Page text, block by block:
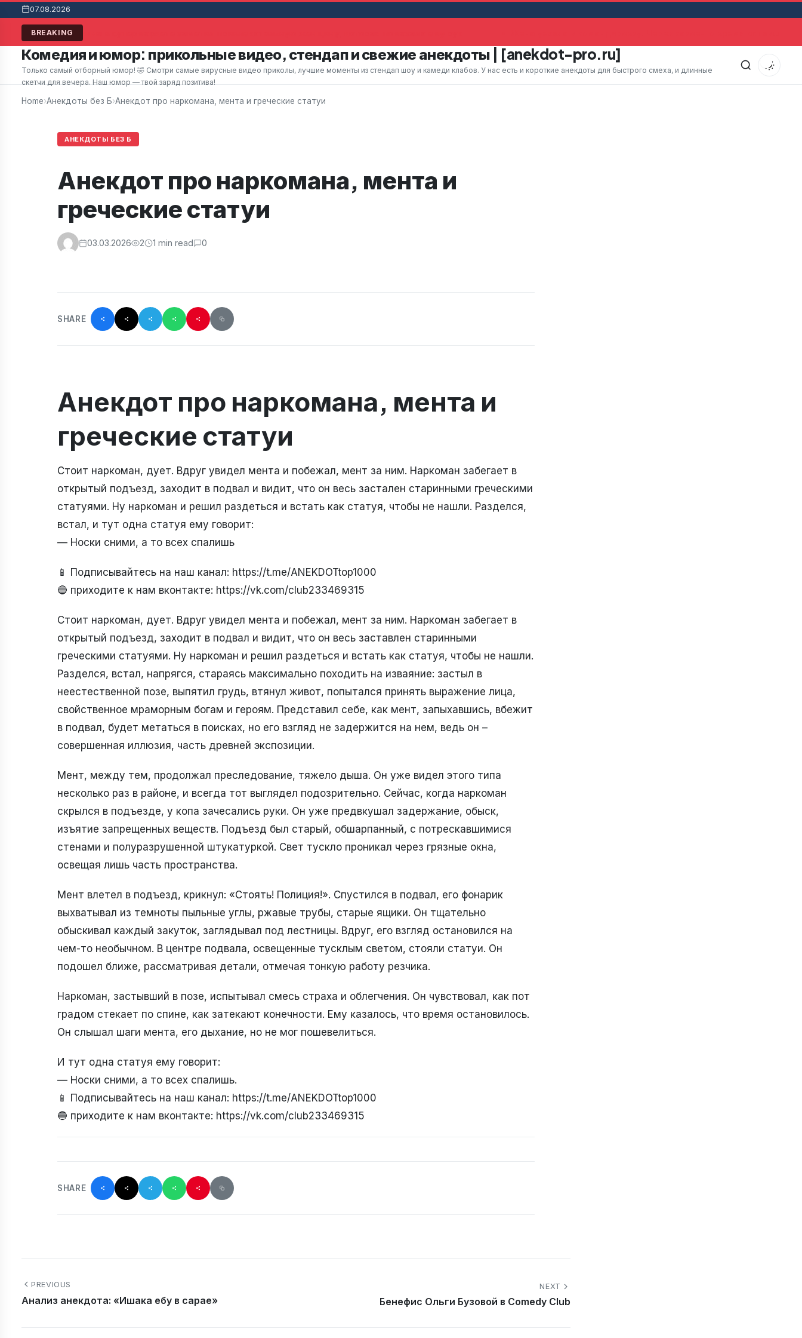
07.08.2026
BREAKINGМужчина в супермаркете заметил привлекательную женщину, которая помахала ему рук
Комедия и юмор: прикольные видео, стендап и свежие анекдоты | [anekdot-pro.ru]
Только самый отборный юмор! 🤣 Смотри самые вирусные видео приколы, лучшие моменты из стендап шоу и камеди клабов. У нас есть и короткие анекдоты для быстрого смеха, и длинные
скетчи для вечера. Наш юмор — твой заряд позитива!
Home›Анекдоты без Б›Анекдот про наркомана, мента и греческие статуи
АНЕКДОТЫ БЕЗ Б
Анекдот про наркомана, мента и
греческие статуи
03.03.2026 2 1 min read 0
SHARE
Анекдот про наркомана, мента и
греческие статуи
Стоит наркоман, дует. Вдруг увидел мента и побежал, мент за ним. Наркоман забегает в
открытый подъезд, заходит в подвал и видит, что он весь застален старинными греческими
статуями. Ну наркоман и решил раздеться и встать как статуя, чтобы не нашли. Разделся,
встал, и тут одна статуя ему говорит:
— Носки сними, а то всех спалишь
📱 Подписывайтесь на наш канал: https://t.me/ANEKDOTtop1000
🔵 приходите к нам вконтакте: https://vk.com/club233469315
Стоит наркоман, дует. Вдруг увидел мента и побежал, мент за ним. Наркоман забегает в
открытый подъезд, заходит в подвал и видит, что он весь заставлен старинными
греческими статуями. Ну наркоман и решил раздеться и встать как статуя, чтобы не нашли.
Разделся, встал, напрягся, стараясь максимально походить на изваяние: застыл в
неестественной позе, выпятил грудь, втянул живот, попытался принять выражение лица,
свойственное мраморным богам и героям. Представил себе, как мент, запыхавшись, вбежит
в подвал, будет метаться в поисках, но его взгляд не задержится на нем, ведь он –
совершенная иллюзия, часть древней экспозиции.
Мент, между тем, продолжал преследование, тяжело дыша. Он уже видел этого типа
несколько раз в районе, и всегда тот выглядел подозрительно. Сейчас, когда наркоман
скрылся в подъезде, у копа зачесались руки. Он уже предвкушал задержание, обыск,
изъятие запрещенных веществ. Подъезд был старый, обшарпанный, с потрескавшимися
стенами и полуразрушенной штукатуркой. Свет тускло проникал через грязные окна,
освещая лишь часть пространства.
Мент влетел в подъезд, крикнул: «Стоять! Полиция!». Спустился в подвал, его фонарик
выхватывал из темноты пыльные углы, ржавые трубы, старые ящики. Он тщательно
обыскивал каждый закуток, заглядывал под лестницы. Вдруг, его взгляд остановился на
чем-то необычном. В центре подвала, освещенные тусклым светом, стояли статуи. Он
подошел ближе, рассматривая детали, отмечая тонкую работу резчика.
Наркоман, застывший в позе, испытывал смесь страха и облегчения. Он чувствовал, как пот
градом стекает по спине, как затекают конечности. Ему казалось, что время остановилось.
Он слышал шаги мента, его дыхание, но не мог пошевелиться.
И тут одна статуя ему говорит:
— Носки сними, а то всех спалишь.
📱 Подписывайтесь на наш канал: https://t.me/ANEKDOTtop1000
🔵 приходите к нам вконтакте: https://vk.com/club233469315
SHARE
PREVIOUS
Анализ анекдота: «Ишака ебу в сарае»
NEXT
Бенефис Ольги Бузовой в Comedy Club